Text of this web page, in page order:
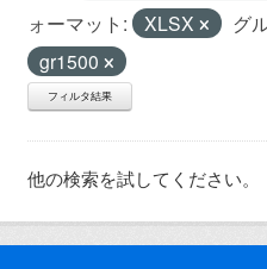
ォーマット:
XLSX
グ
gr1500
フィルタ結果
他の検索を試してください。